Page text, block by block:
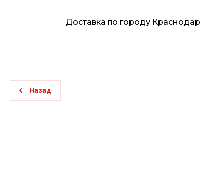
Доставка по городу Краснодар
Назад